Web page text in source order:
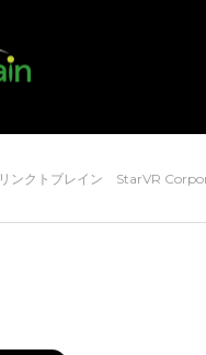
リンクトブレイン StarVR